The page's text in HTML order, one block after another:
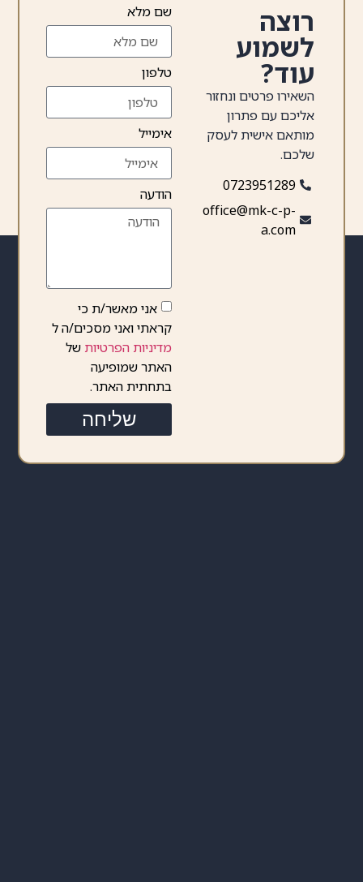
רוצה
לשמוע
עוד?
השאירו פרטים ונחזור
אליכם עם פתרון
מותאם אישית לעסק
שלכם.
0723951289
office@mk-c-p-
a.com
שם מלא
טלפון
אימייל
הודעה
אני מאשר/ת כי
קראתי ואני מסכים/ה ל
מדיניות הפרטיות של
האתר שמופיעה
בתחתית האתר.
שליחה